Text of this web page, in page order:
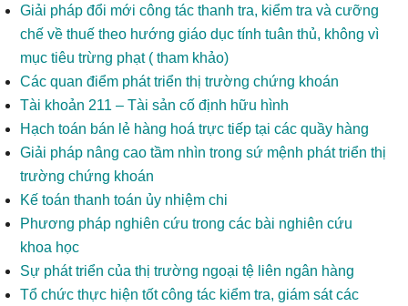
Giải pháp đổi mới công tác thanh tra, kiểm tra và cưỡng
chế về thuế theo hướng giáo dục tính tuân thủ, không vì
mục tiêu trừng phạt ( tham khảo)
Các quan điểm phát triển thị trường chứng khoán
Tài khoản 211 – Tài sản cố định hữu hình
Hạch toán bán lẻ hàng hoá trực tiếp tại các quầy hàng
Giải pháp nâng cao tầm nhìn trong sứ mệnh phát triển thị
trường chứng khoán
Kế toán thanh toán ủy nhiệm chi
Phương pháp nghiên cứu trong các bài nghiên cứu
khoa học
Sự phát triển của thị trường ngoại tệ liên ngân hàng
Tổ chức thực hiện tốt công tác kiểm tra, giám sát các